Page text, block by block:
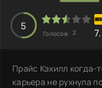
5
Голосов: 2
Прайс Кэхилл когда-
карьера не рухнула